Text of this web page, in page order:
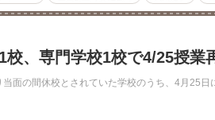
校、専門学校1校で4/25授
面の間休校とされていた学校のうち、4月25